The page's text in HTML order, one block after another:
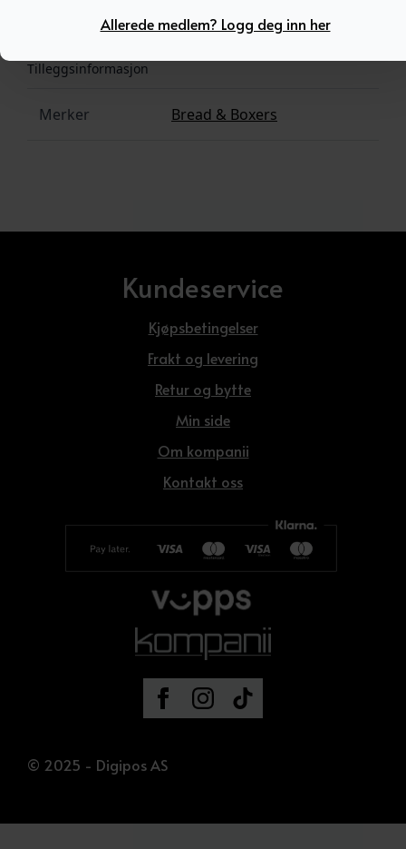
Tilleggsinformasjon
Tilleggsinformasjon
Merker Bread & Boxers
Kundeservice
Kjøpsbetingelser
Frakt og levering
Retur og bytte
Min side
Om kompanii
Kontakt oss
© 2025 - Digipos AS
Allerede medlem? Logg deg inn her